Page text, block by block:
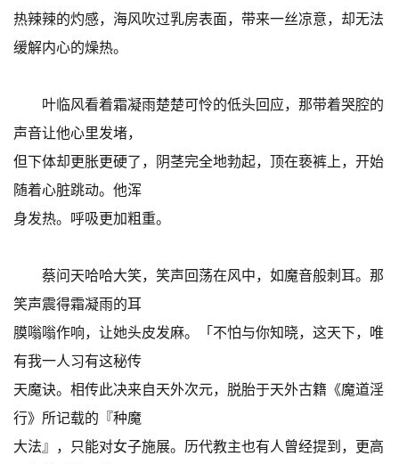
热辣辣的灼感，海风吹过乳房表面，带来一丝凉意，却无法
缓解内心的燥热。
叶临风看着霜凝雨楚楚可怜的低头回应，那带着哭腔的
声音让他心里发堵，
但下体却更胀更硬了，阴茎完全地勃起，顶在亵裤上，开始
随着心脏跳动。他浑
身发热。呼吸更加粗重。
蔡问天哈哈大笑，笑声回荡在风中，如魔音般刺耳。那
笑声震得霜凝雨的耳
膜嗡嗡作响，让她头皮发麻。「不怕与你知晓，这天下，唯
有我一人习有这秘传
天魔诀。相传此决来自天外次元，脱胎于天外古籍《魔道淫
行》所记载的『种魔
大法』，只能对女子施展。历代教主也有人曾经提到，更高